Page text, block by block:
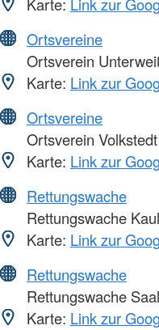
Karte: Link zur
Ortsvereine
Ortsverein
Karte: Link zur
Ortsvereine
Ortsverein Volkstedt
Karte: Link zur
Rettungswache
Rettungswache
Karte: Link zur
Rettungswache
Rettungswache
Karte: Link zur